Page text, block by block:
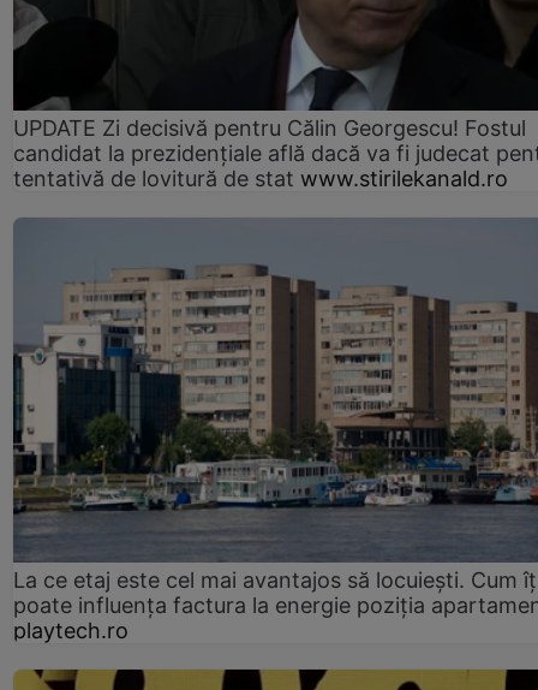
UPDATE Zi decisivă pentru Călin Georgescu! Fostul
candidat la prezidențiale află dacă va fi judecat
tentativă de lovitură de stat www.stirilekanald.ro
La ce etaj este cel mai avantajos să locuiești. Cum
poate influența factura la energie poziția
playtech.ro